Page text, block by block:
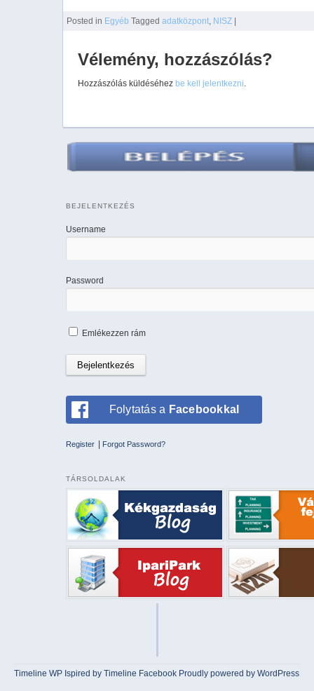
Posted in Egyéb Tagged adatközpont, NISZ |
Vélemény, hozzászólás?
Hozzászólás küldéséhez be kell jelentkezni.
BEJELENTKEZÉS
Username
Password
Emlékezzen rám
Folytatás a Facebookkal
Register Forgot Password?
TÁRSOLDALAK
Timeline WP Ispired byTimeline Facebook Proudly powered by WordPress